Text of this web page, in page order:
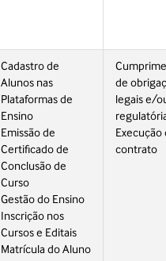
Cadastro de
Alunos nas
Plataformas de
Ensino
Emissão de
Certificado de
Conclusão de
Curso
Gestão do Ensino
Inscrição nos
Cursos e Editais
Matrícula do Aluno
de
legais e/
Execução
contrato